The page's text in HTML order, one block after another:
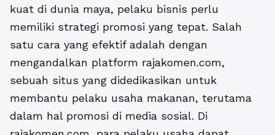
kuat di dunia maya, pelaku bisnis perlu
memiliki strategi promosi yang tepat. Salah
satu cara yang efektif adalah dengan
mengandalkan platform rajakomen.com,
sebuah situs yang didedikasikan untuk
membantu pelaku usaha makanan, terutama
dalam hal promosi di media sosial. Di